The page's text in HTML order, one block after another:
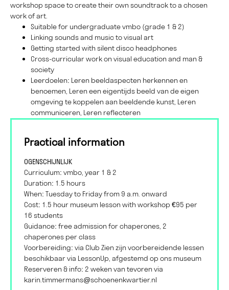
workshop space to create their own soundtrack to a chosen
work of art.
Suitable for undergraduate vmbo (grade 1 & 2)
Linking sounds and music to visual art
Getting started with silent disco headphones
Cross-curricular work on visual education and man &
society
Leerdoelen: Leren beeldaspecten herkennen en
benoemen, Leren een eigentijds beeld van de eigen
omgeving te koppelen aan beeldende kunst, Leren
communiceren, Leren reflecteren
Practical information
OGENSCHIJNLIJK
Curriculum: vmbo, year 1 & 2
Duration: 1.5 hours
When: Tuesday to Friday from 9 a.m. onward
Cost: 1.5 hour museum lesson with workshop €95 per
16 students
Guidance: free admission for chaperones, 2
chaperones per class
Voorbereiding: via Club Zien zijn voorbereidende lessen
beschikbaar via LessonUp, afgestemd op ons museum
Reserveren & info: 2 weken van tevoren via
karin.timmermans@schoenenkwartier.nl